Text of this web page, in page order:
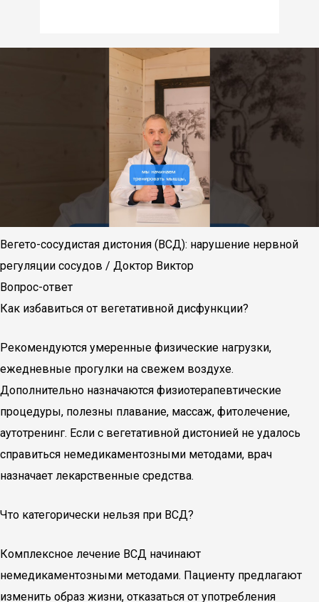
Вегето-сосудистая дистония (ВСД): нарушение нервной
регуляции сосудов / Доктор Виктор
Вопрос-ответ
Как избавиться от вегетативной дисфункции?
Рекомендуются умеренные физические нагрузки,
ежедневные прогулки на свежем воздухе.
Дополнительно назначаются физиотерапевтические
процедуры, полезны плавание, массаж, фитолечение,
аутотренинг. Если с вегетативной дистонией не удалось
справиться немедикаментозными методами, врач
назначает лекарственные средства.
Что категорически нельзя при ВСД?
Комплексное лечение ВСД начинают
немедикаментозными методами. Пациенту предлагают
изменить образ жизни, отказаться от употребления